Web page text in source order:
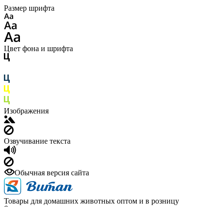
Размер шрифта
Цвет фона и шрифта
Изображения
Озвучивание текста
Обычная версия сайта
Товары для домашних животных оптом и в розницу